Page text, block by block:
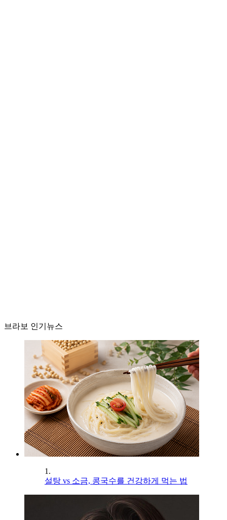
브라보 인기뉴스
1.
설탕 vs 소금, 콩국수를 건강하게 먹는 법